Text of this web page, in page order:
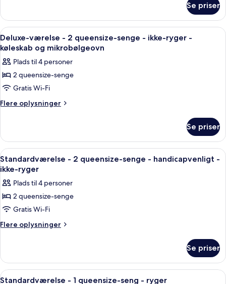
-
handicapvenligt
-
ikke-
ryger
-
queensize-
seng
handicapvenligt
-
ryger
Se priser
Indlæs
alle
billeder
af
Deluxe-
værelse
-
senge
ikke-
ryger
-
køleskab
og
Et hotelværelse med to senge, et
6
Deluxe-værelse - 2 queensize-senge - ikke-ryger -
køleskab og mikrobølgeovn
Plads til 4 personer
2 queensize-senge
Gratis Wi-Fi
Flere oplysninger
Flere
værelse
2
queensize-
-
ikke-
køleskab
og
Se priser
Indlæs
alle
billeder
af
Standardværelse
-
2
-
handicapvenligt
-
Et hotelværelse med to senge, et
7
Standardværelse - 2 queensize-senge - handicapvenligt -
ikke-ryger
Plads til 4 personer
2 queensize-senge
Gratis Wi-Fi
Flere oplysninger
Flere
-
queensize-
Se priser
Indlæs
Et pænt og ryddeligt hotelværelse
6
Standardværelse - 1 queensize-seng - ryger